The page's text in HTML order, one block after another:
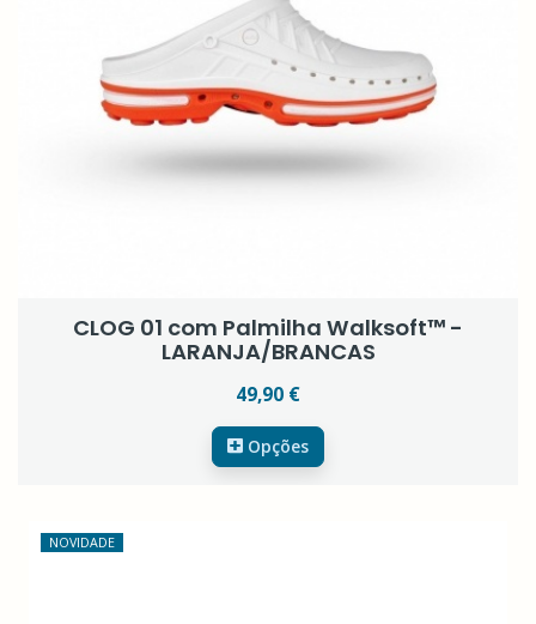
CLOG 01 com Palmilha Walksoft™ -
LARANJA/BRANCAS
49,90 €
Opções
NOVIDADE